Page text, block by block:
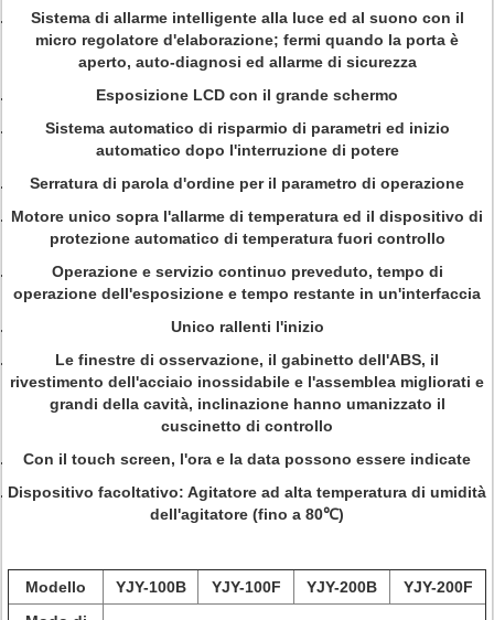
Sistema di allarme intelligente alla luce ed al suono con il
micro regolatore d'elaborazione; fermi quando la porta è
aperto, auto-diagnosi ed allarme di sicurezza
Esposizione LCD con il grande schermo
Sistema automatico di risparmio di parametri ed inizio
automatico dopo l'interruzione di potere
Serratura di parola d'ordine per il parametro di operazione
Motore unico sopra l'allarme di temperatura ed il dispositivo di
protezione automatico di temperatura fuori controllo
Operazione e servizio continuo preveduto, tempo di
operazione dell'esposizione e tempo restante in un'interfaccia
Unico rallenti l'inizio
Le finestre di osservazione, il gabinetto dell'ABS, il
rivestimento dell'acciaio inossidabile e l'assemblea migliorati e
grandi della cavità, inclinazione hanno umanizzato il
cuscinetto di controllo
Con il touch screen, l'ora e la data possono essere indicate
Dispositivo facoltativo: Agitatore ad alta temperatura di umidità
dell'agitatore (fino a 80℃)
Modello YJY-100B YJY-100F YJY-200B
YJY-200F